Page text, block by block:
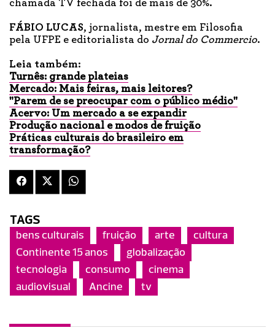
chamada TV fechada foi de mais de 30%.
FÁBIO LUCAS, jornalista, mestre em Filosofia
pela UFPE e editorialista do Jornal do Commercio.
Leia também:
Turnês: grande plateias
Mercado: Mais feiras, mais leitores?
"Parem de se preocupar com o público médio"
Acervo: Um mercado a se expandir
Produção nacional e modos de fruição
Práticas culturais do brasileiro em
transformação?
TAGS
bens culturais fruição arte
cultura
Continente 15 anos
globalização
tecnologia
consumo
cinema
audiovisual
Ancine tv